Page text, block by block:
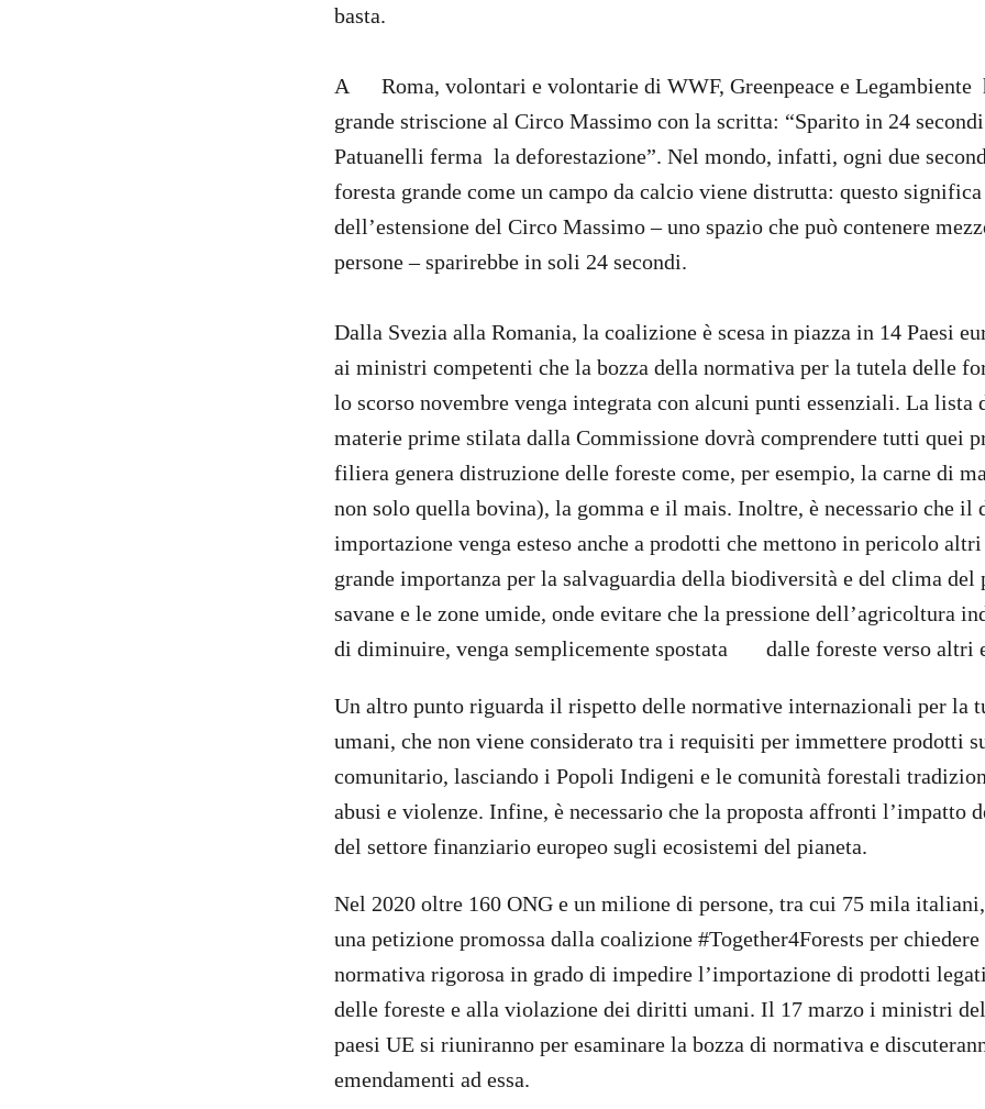
basta.
A Roma, volontari e volontarie di WWF, Greenpeace e Legambiente
grande striscione al Circo Massimo con la scritta: “Sparito in 24
Patuanelli ferma la deforestazione”. Nel mondo, infatti, ogni due
foresta grande come un campo da calcio viene distrutta: questo significa
dell’estensione del Circo Massimo – uno spazio che può contenere
persone – sparirebbe in soli 24 secondi.
Dalla Svezia alla Romania, la coalizione è scesa in piazza in 14 Paesi
ai ministri competenti che la bozza della normativa per la tutela delle
lo scorso novembre venga integrata con alcuni punti essenziali. La lista
materie prime stilata dalla Commissione dovrà comprendere tutti quei
filiera genera distruzione delle foreste come, per esempio, la carne di
non solo quella bovina), la gomma e il mais. Inoltre, è necessario che il
importazione venga esteso anche a prodotti che mettono in pericolo
grande importanza per la salvaguardia della biodiversità e del clima del
savane e le zone umide, onde evitare che la pressione dell’agricoltura
di diminuire, venga semplicemente spostata dalle foreste verso altri
Un altro punto riguarda il rispetto delle normative internazionali per la
umani, che non viene considerato tra i requisiti per immettere prodotti
comunitario, lasciando i Popoli Indigeni e le comunità forestali
abusi e violenze. Infine, è necessario che la proposta affronti l’impatto
del settore finanziario europeo sugli ecosistemi del pianeta.
Nel 2020 oltre 160 ONG e un milione di persone, tra cui 75 mila
una petizione promossa dalla coalizione #Together4Forests per chiedere
normativa rigorosa in grado di impedire l’importazione di prodotti
delle foreste e alla violazione dei diritti umani. Il 17 marzo i ministri
paesi UE si riuniranno per esaminare la bozza di normativa e
emendamenti ad essa.